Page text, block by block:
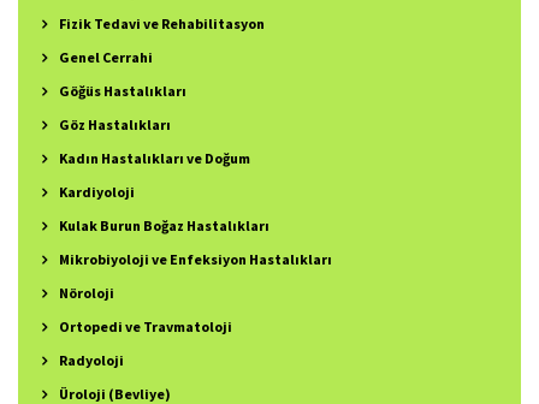
Fizik Tedavi ve Rehabilitasyon
Genel Cerrahi
Göğüs Hastalıkları
Göz Hastalıkları
Kadın Hastalıkları ve Doğum
Kardiyoloji
Kulak Burun Boğaz Hastalıkları
Mikrobiyoloji ve Enfeksiyon Hastalıkları
Nöroloji
Ortopedi ve Travmatoloji
Radyoloji
Üroloji (Bevliye)